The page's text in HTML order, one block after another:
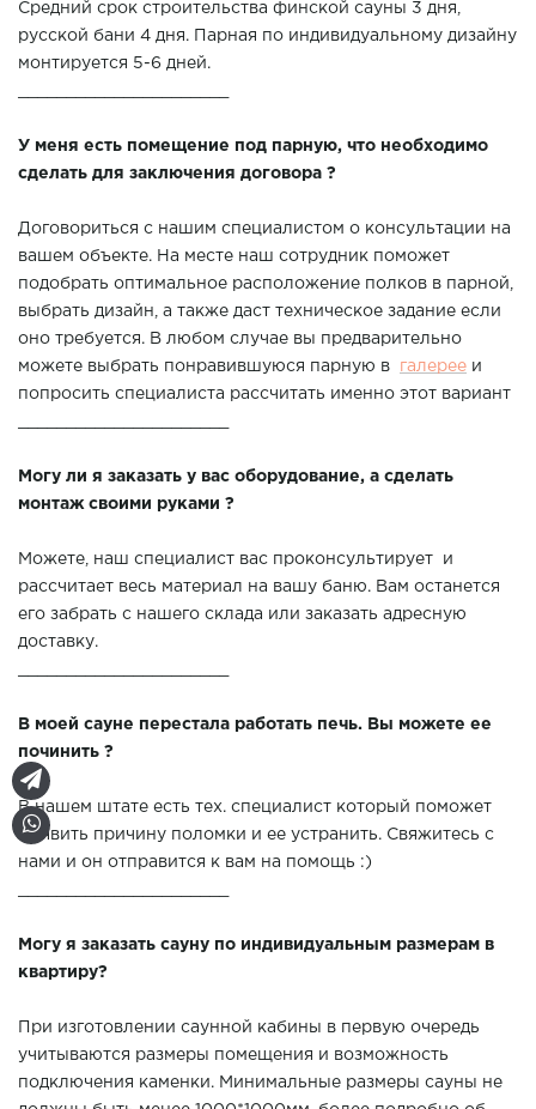
Средний срок строительства финской сауны 3 дня,
русской бани 4 дня. Парная по индивидуальному дизайну
монтируется 5-6 дней.
У меня есть помещение под парную, что необходимо
сделать для заключения договора ?
Договориться с нашим специалистом о консультации на
вашем объекте. На месте наш сотрудник поможет
подобрать оптимальное расположение полков в парной,
выбрать дизайн, а также даст техническое задание если
оно требуется. В любом случае вы предварительно
можете выбрать понравившуюся парную в галерее и
попросить специалиста рассчитать именно этот вариант
Могу ли я заказать у вас оборудование, а сделать
монтаж своими руками ?
Можете, наш специалист вас проконсультирует и
рассчитает весь материал на вашу баню. Вам останется
его забрать с нашего склада или заказать адресную
доставку.
В моей сауне перестала работать печь. Вы можете ее
починить ?
В нашем штате есть тех. специалист который поможет
выявить причину поломки и ее устранить. Свяжитесь с
нами и он отправится к вам на помощь :)
Могу я заказать сауну по индивидуальным размерам в
квартиру?
При изготовлении саунной кабины в первую очередь
учитываются размеры помещения и возможность
подключения каменки. Минимальные размеры сауны не